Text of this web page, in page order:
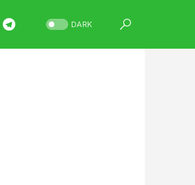
DARK